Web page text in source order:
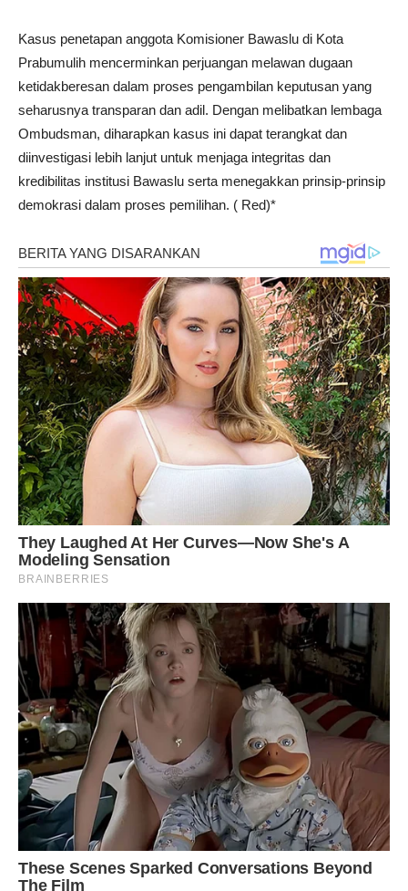
Kasus penetapan anggota Komisioner Bawaslu di Kota
Prabumulih mencerminkan perjuangan melawan dugaan
ketidakberesan dalam proses pengambilan keputusan yang
seharusnya transparan dan adil. Dengan melibatkan lembaga
Ombudsman, diharapkan kasus ini dapat terangkat dan
diinvestigasi lebih lanjut untuk menjaga integritas dan
kredibilitas institusi Bawaslu serta menegakkan prinsip-prinsip
demokrasi dalam proses pemilihan. ( Red)*